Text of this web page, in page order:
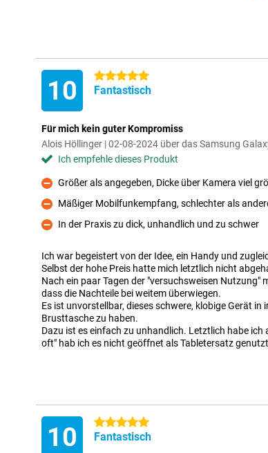
10 5 Sterne
Fantastisch
Für mich kein guter Kompromiss
Alois Höllinger | 02-08-2024 über das Samsung
Ich empfehle dieses Produkt
Kontra
Größer als angegeben, Dicke über Kamera viel
Kontra
Mäßiger Mobilfunkempfang, schlechter als
Kontra
In der Praxis zu dick, unhandlich und zu schwer
Ich war begeistert von der Idee, ein Handy und
Selbst der hohe Preis hatte mich letztlich nicht
Nach ein paar Tagen der "versuchsweisen Nutzung"
dass die Nachteile bei weitem überwiegen.
Es ist unvorstellbar, dieses schwere, klobige Gerät in
Brusttasche zu haben.
Dazu ist es einfach zu unhandlich. Letztlich habe
oft" hab ich es nicht geöffnet als Tabletersatz
10 5 Sterne
Fantastisch